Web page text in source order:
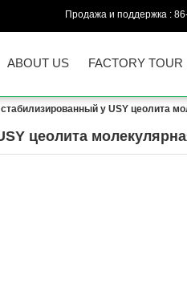
Продажа и поддержка :
ABOUT US FACTORY TOUR
y USY цеолита
цеолита